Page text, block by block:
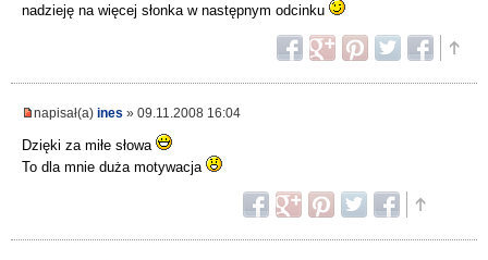
nadzieję na więcej słonka w następnym odcinku
napisał(a) ines » 09.11.2008 16:04
Dzięki za miłe słowa
To dla mnie duża motywacja